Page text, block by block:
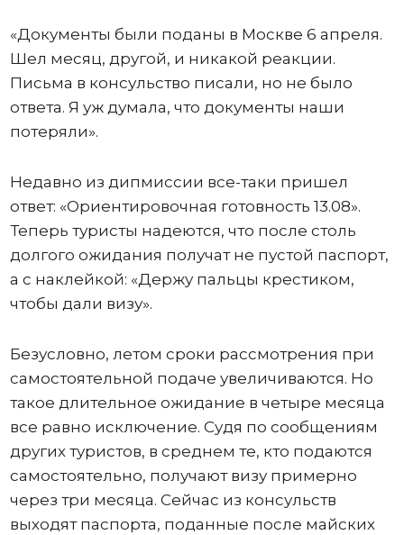
«Документы были поданы в Москве 6 апреля.
Шел месяц, другой, и никакой реакции.
Письма в консульство писали, но не было
ответа. Я уж думала, что документы наши
потеряли».
Недавно из дипмиссии все-таки пришел
ответ: «Ориентировочная готовность 13.08».
Теперь туристы надеются, что после столь
долгого ожидания получат не пустой паспорт,
а с наклейкой: «Держу пальцы крестиком,
чтобы дали визу».
Безусловно, летом сроки рассмотрения при
самостоятельной подаче увеличиваются. Но
такое длительное ожидание в четыре месяца
все равно исключение. Судя по сообщениям
других туристов, в среднем те, кто подаются
самостоятельно, получают визу примерно
через три месяца. Сейчас из консульств
выходят паспорта, поданные после майских